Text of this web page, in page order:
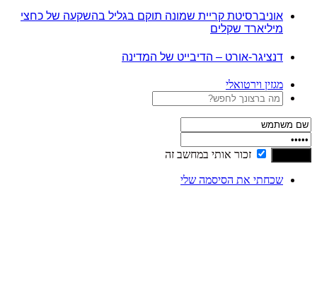
אוניברסיטת קריית שמונה תוקם בגליל בהשקעה של כחצי
מיליארד שקלים
דנציגר-אורט – הדיבייט של המדינה
מגזין וירטואלי
זכור אותי במחשב זה
שכחתי את הסיסמה שלי